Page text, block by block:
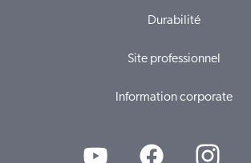
Durabilité
Site professionnel
Information corporate